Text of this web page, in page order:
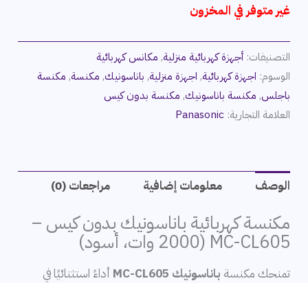
غير متوفر في المخزون
التصنيفات:أجهزة كهربائية منزلية, مكانس كهربائية
الوسوم: اجهزة كهربائية, اجهزة منزلية, باناسونيك, مكنسة, مكنسة
باجلس, مكنسة باناسونيك, مكنسة بدون كيس
العلامة التجارية:Panasonic
الوصف معلومات إضافية مراجعات (0)
مكنسة كهربائية باناسونيك بدون كيس –
MC-CL605 (2000 وات، أسود)
تمنحك مكنسة باناسونيك MC-CL605
أداءً استثنائيًا في